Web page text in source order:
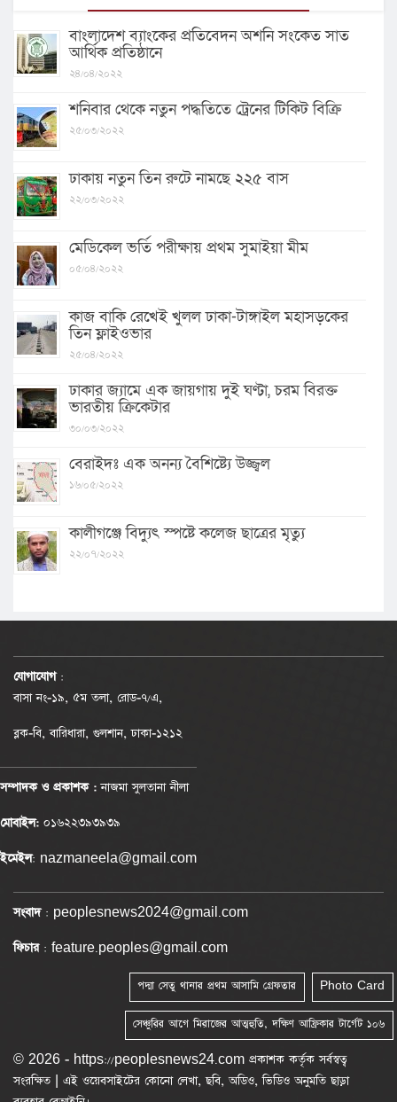
বাংলাদেশ ব্যাংকের প্রতিবেদন অশনি সংকেত সাত
আর্থিক প্রতিষ্ঠানে
২৪/০৪/২০২২
শনিবার থেকে নতুন পদ্ধতিতে ট্রেনের টিকিট বিক্রি
২৫/০৩/২০২২
ঢাকায় নতুন তিন রুটে নামছে ২২৫ বাস
২২/০৩/২০২২
মেডিকেল ভর্তি পরীক্ষায় প্রথম সুমাইয়া মীম
০৫/০৪/২০২২
কাজ বাকি রেখেই খুলল ঢাকা-টাঙ্গাইল মহাসড়কের
তিন ফ্লাইওভার
২৫/০৪/২০২২
ঢাকার জ্যামে এক জায়গায় দুই ঘণ্টা, চরম বিরক্ত
ভারতীয় ক্রিকেটার
৩০/০৩/২০২২
বেরাইদঃ এক অনন্য বৈশিষ্ট্যে উজ্জ্বল
১৬/০৫/২০২২
কালীগঞ্জে বিদ্যুৎ স্পষ্টে কলেজ ছাত্রের মৃত্যু
২২/০৭/২০২২
যোগাযোগ :
বাসা নং-১৯, ৫ম তলা, রোড-৭/এ,
ব্লক-বি, বারিধারা, গুলশান, ঢাকা-১২১২
সম্পাদক ও প্রকাশক :নাজমা সুলতানা নীলা
মোবাইল: ০১৬২২৩৯৩৯৩৯
ইমেইল: nazmaneela@gmail.com
সংবাদ: peoplesnews2024@gmail.com
ফিচার: feature.peoples@gmail.com
Photo Card
পদ্মা সেতু থানার প্রথম আসামি গ্রেফতার
সেঞ্চুরির আগে মিরাজের আত্মহুতি, দক্ষিণ আফ্রিকার টার্গেট ১০৬
© 2026 - https://peoplesnews24.com প্রকাশক কর্তৃক সর্বস্বত্ব
সংরক্ষিত | এই ওয়েবসাইটের কোনো লেখা, ছবি, অডিও, ভিডিও অনুমতি ছাড়া